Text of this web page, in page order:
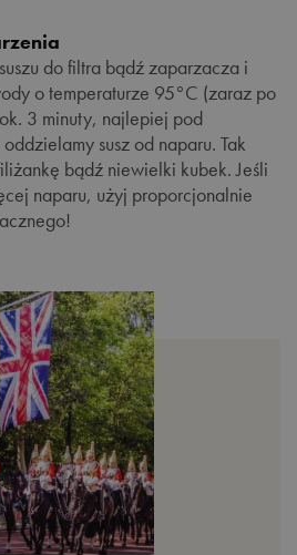
do filtra bądź zaparzacza i
o temperaturze 95°C (zaraz po
3 minuty, najlepiej pod
susz od naparu. Tak
bądź niewielki kubek. Jeśli
naparu, użyj proporcjonalnie